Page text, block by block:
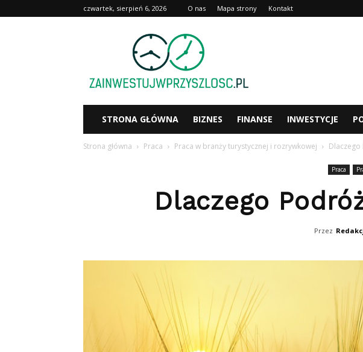
czwartek, sierpień 6, 2026 O nas Mapa strony Kontakt
Zainwestujwprzyszlosc.pl
STRONA GŁÓWNA BIZNES FINANSE INWESTYCJE
Strona główna Praca Praca w branży turystycznej i rozrywkowej Dlaczego
Praca
Dlaczego
Przez